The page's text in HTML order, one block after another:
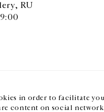
in order to facilitate
content on social
RU